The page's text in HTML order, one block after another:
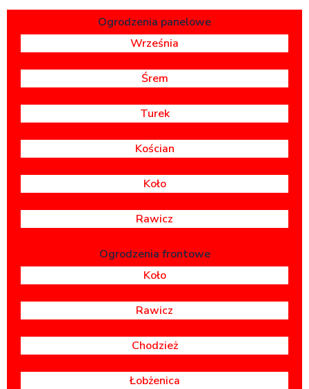
Ogrodzenia panelowe
Września
Śrem
Turek
Kościan
Koło
Rawicz
Ogrodzenia frontowe
Koło
Rawicz
Chodzież
Łobżenica